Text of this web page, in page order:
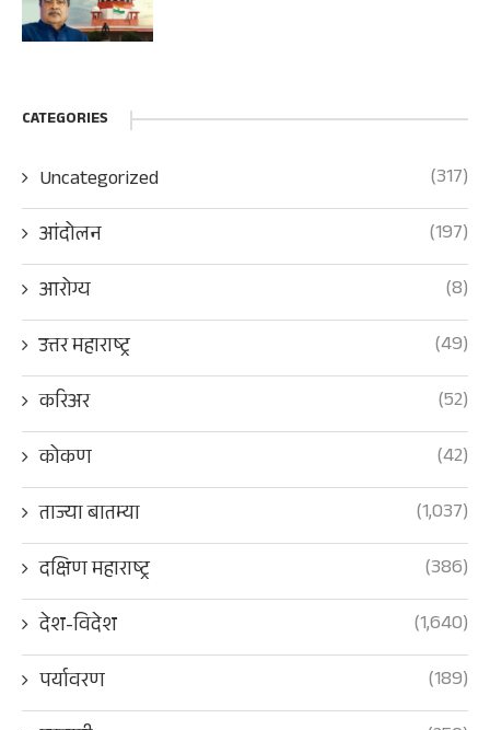
CATEGORIES
Uncategorized
(317)
आंदोलन
(197)
आरोग्य
(8)
उत्तर महाराष्ट्र
(49)
करिअर
(52)
कोकण
(42)
ताज्या बातम्या
(1,037)
दक्षिण महाराष्ट्र
(386)
देश-विदेश
(1,640)
पर्यावरण
(189)